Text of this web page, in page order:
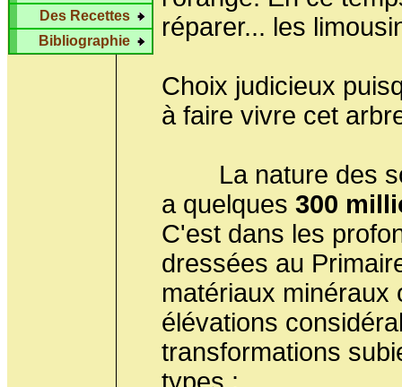
Des Recettes
Bibliographie
réparer... les
Choix judicieux
à faire vivre cet
La nature des
a quelques 300
C'est dans les
dressées au
matériaux minéraux
élévations
transformations